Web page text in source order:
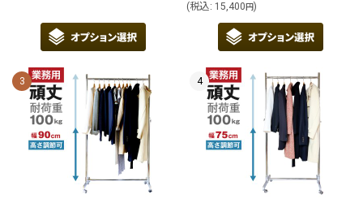
(税込: 15,400円)
3 4